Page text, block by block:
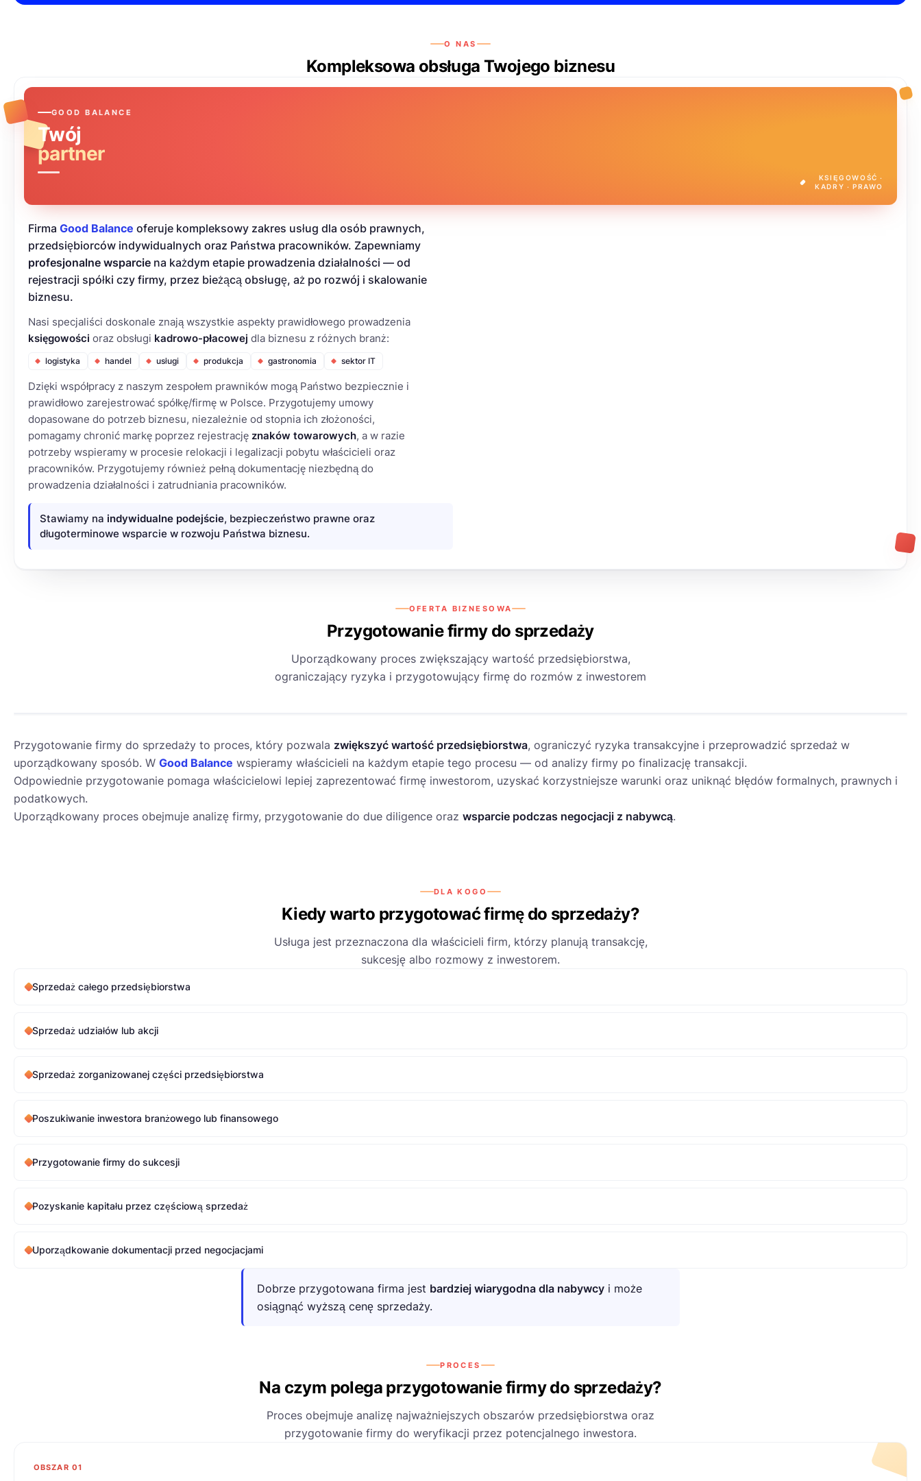
O NAS
Kompleksowa obsługa Twojego biznesu
GOOD BALANCE
Twój
partner
KSIĘGOWOŚĆ ·
KADRY · PRAWO
Firma Good Balance oferuje kompleksowy zakres usług dla osób prawnych,
przedsiębiorców indywidualnych oraz Państwa pracowników. Zapewniamy
profesjonalne wsparcie na każdym etapie prowadzenia działalności — od
rejestracji spółki czy firmy, przez bieżącą obsługę, aż po rozwój i skalowanie
biznesu.
Nasi specjaliści doskonale znają wszystkie aspekty prawidłowego prowadzenia
księgowości oraz obsługi kadrowo-płacowej dla biznesu z różnych branż:
logistyka handel usługi produkcja gastronomia sektor IT
Dzięki współpracy z naszym zespołem prawników mogą Państwo bezpiecznie i
prawidłowo zarejestrować spółkę/firmę w Polsce. Przygotujemy umowy
dopasowane do potrzeb biznesu, niezależnie od stopnia ich złożoności,
pomagamy chronić markę poprzez rejestrację znaków towarowych, a w razie
potrzeby wspieramy w procesie relokacji i legalizacji pobytu właścicieli oraz
pracowników. Przygotujemy również pełną dokumentację niezbędną do
prowadzenia działalności i zatrudniania pracowników.
Stawiamy na indywidualne podejście, bezpieczeństwo prawne oraz
długoterminowe wsparcie w rozwoju Państwa biznesu.
OFERTA BIZNESOWA
Przygotowanie firmy do sprzedaży
Uporządkowany proces zwiększający wartość przedsiębiorstwa,
ograniczający ryzyka i przygotowujący firmę do rozmów z inwestorem
Przygotowanie firmy do sprzedaży to proces, który pozwala zwiększyć wartość przedsiębiorstwa, ograniczyć ryzyka transakcyjne i przeprowadzić sprzedaż w
uporządkowany sposób. W Good Balance wspieramy właścicieli na każdym etapie tego procesu — od analizy firmy po finalizację transakcji.
Odpowiednie przygotowanie pomaga właścicielowi lepiej zaprezentować firmę inwestorom, uzyskać korzystniejsze warunki oraz uniknąć błędów formalnych, prawnych i
podatkowych.
Uporządkowany proces obejmuje analizę firmy, przygotowanie do due diligence oraz wsparcie podczas negocjacji z nabywcą.
DLA KOGO
Kiedy warto przygotować firmę do sprzedaży?
Usługa jest przeznaczona dla właścicieli firm, którzy planują transakcję,
sukcesję albo rozmowy z inwestorem.
Sprzedaż całego przedsiębiorstwa
Sprzedaż udziałów lub akcji
Sprzedaż zorganizowanej części przedsiębiorstwa
Poszukiwanie inwestora branżowego lub finansowego
Przygotowanie firmy do sukcesji
Pozyskanie kapitału przez częściową sprzedaż
Uporządkowanie dokumentacji przed negocjacjami
Dobrze przygotowana firma jest bardziej wiarygodna dla nabywcy i może
osiągnąć wyższą cenę sprzedaży.
PROCES
Na czym polega przygotowanie firmy do sprzedaży?
Proces obejmuje analizę najważniejszych obszarów przedsiębiorstwa oraz
przygotowanie firmy do weryfikacji przez potencjalnego inwestora.
OBSZAR 01